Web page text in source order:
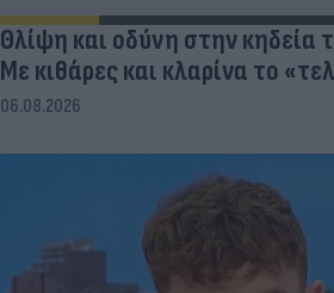
Θλίψη και οδύνη στην κηδεία
Με κιθάρες και κλαρίνα το
06.08.2026